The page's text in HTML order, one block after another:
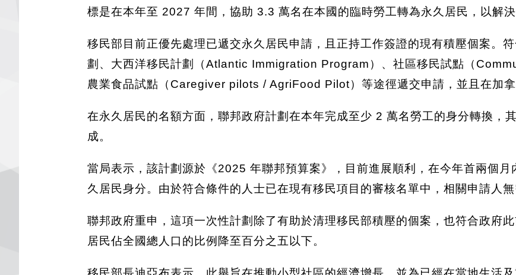
標是在本年至 2027 年間，協助 3.3 萬名在本國的臨時勞工轉為永久居民，以解
移民部目前正優先處理已遞交永久居民申請，且正持工作簽證的現有積壓個案。
劃、大西洋移民計劃（Atlantic Immigration Program）、社區移民試點（
農業食品試點（Caregiver pilots / Agri­Food Pilot）等途徑遞交申請，並且在加拿
在永久居民的名額方面，聯邦政府計劃在本年完成至少 2 萬名勞工的身分轉換，
成。
當局表示，該計劃源於《2025 年聯邦預算案》，目前進展順利，在今年首兩個
久居民身分。由於符合條件的人士已在現有移民項目的審核名單中，相關申請人無
聯邦政府重申，這項一次性計劃除了有助於清理移民部積壓的個案，也符合政府
居民佔全國總人口的比例降至百分之五以下。